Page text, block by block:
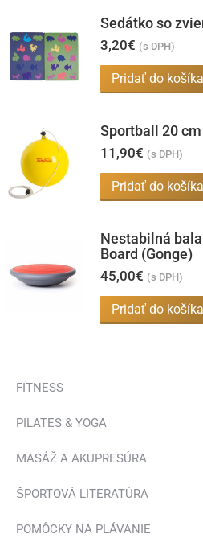
Sedátko so
3,20€ (s DPH)
Pridať do košíka
Sportball 20 cm
11,90€ (s DPH)
Pridať do košíka
Nestabilná
Board (Gonge)
45,00€ (s DPH)
Pridať do košíka
FITNESS
PILATES & YOGA
MASÁŽ A AKUPRESÚRA
ŠPORTOVÁ LITERATÚRA
POMÔCKY NA PLÁVANIE